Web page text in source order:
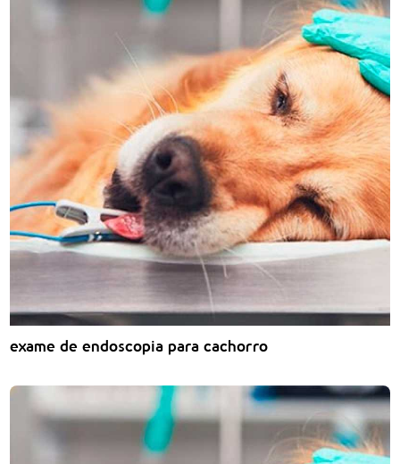
exame de endoscopia para cachorro